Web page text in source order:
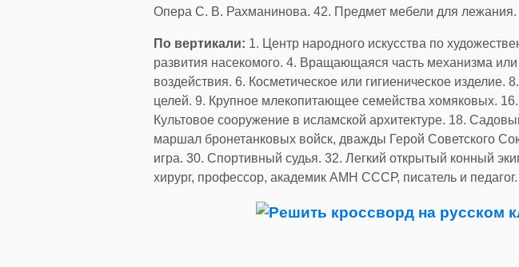
Опера С. В. Рахманинова. 42. Предмет мебели для лежания.
По вертикали: 1. Центр народного искусства по
развития насекомого. 4. Вращающаяся часть механизма
воздействия. 6. Косметическое или гигиеническое
целей. 9. Крупное млекопитающее семейства хомяковых.
Культовое сооружение в исламской архитектуре. 18.
маршал бронетанковых войск, дважды Герой Советского
игра. 30. Спортивный судья. 32. Легкий открытый конный
хирург, профессор, академик АМН СССР, писатель и